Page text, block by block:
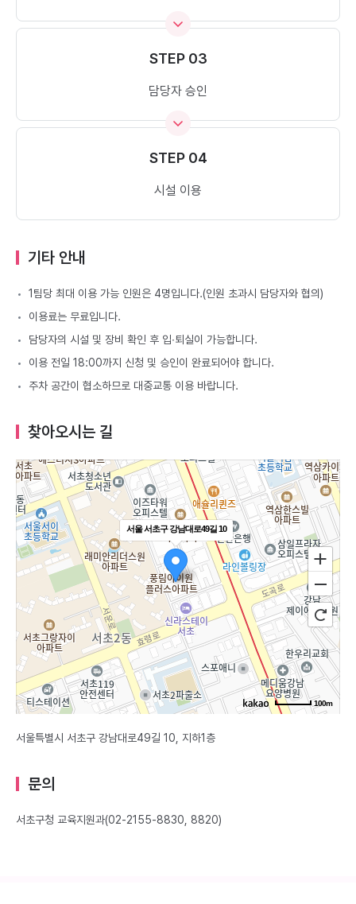
STEP 03
담당자 승인
STEP 04
시설 이용
기타 안내
1팀당 최대 이용 가능 인원은 4명입니다.(인원 초과시 담당자와 협의)
이용료는 무료입니다.
담당자의 시설 및 장비 확인 후 입∙퇴실이 가능합니다.
이용 전일 18:00까지 신청 및 승인이 완료되어야 합니다.
주차 공간이 협소하므로 대중교통 이용 바랍니다.
찾아오시는 길
서울 서초구 강남대로49길 10
100m
서울특별시 서초구 강남대로49길 10, 지하1층
문의
서초구청 교육지원과(02-2155-8830, 8820)